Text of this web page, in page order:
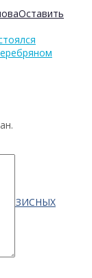
Оставить